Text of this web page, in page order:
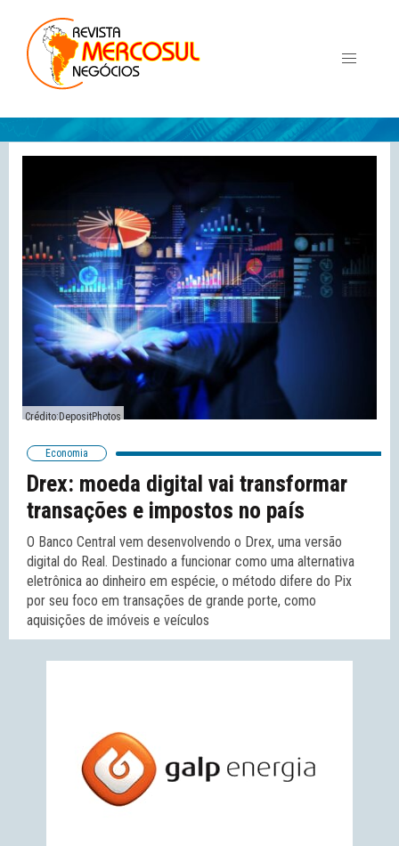
Crédito:DepositPhotos
Economia
Drex: moeda digital vai transformar
transações e impostos no país
O Banco Central vem desenvolvendo o Drex, uma versão
digital do Real. Destinado a funcionar como uma alternativa
eletrônica ao dinheiro em espécie, o método difere do Pix
por seu foco em transações de grande porte, como
aquisições de imóveis e veículos